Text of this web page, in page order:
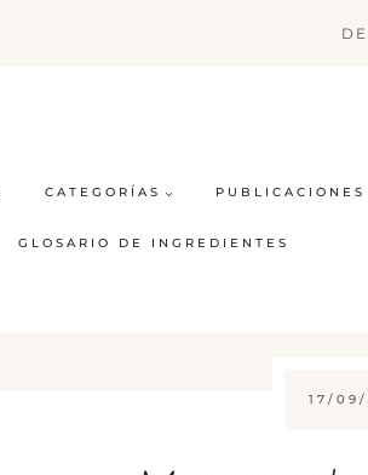
CATEGORÍAS PUBLICACIONES
GLOSARIO DE INGREDIENTES
17/09/